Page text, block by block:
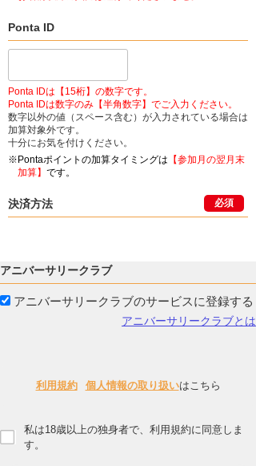
Ponta ID
Ponta IDは【15桁】の数字です。
Ponta IDは数字のみ【半角数字】でご入力ください。
数字以外の値（スペース含む）が入力されている場合は
加算対象外です。
十分にお気を付けください。
※Pontaポイントの加算タイミングは 【参加月の翌月末
加算】 です。
決済方法 必須
アニバーサリークラブ
アニバーサリークラブのサービスに登録する
アニバーサリークラブとは
利用規約 個人情報の取り扱いはこちら
私は18歳以上の独身者で、利用規約に同意しま
す。